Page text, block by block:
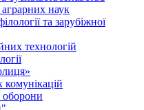
аграрних наук
та зарубіжної
технологій
комунікацій
оборони